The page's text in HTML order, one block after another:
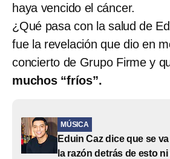
haya vencido el cáncer.
¿Qué pasa con la salud de
fue la revelación que dio en
concierto de Grupo Firme y
muchos “fríos”.
MÚSICA
Eduin Caz dice que se
la razón detrás de esto ni